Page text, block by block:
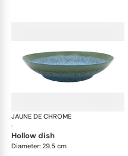
JAUNE DE CHROME
·
hollow dish
Diameter: 29.5 cm